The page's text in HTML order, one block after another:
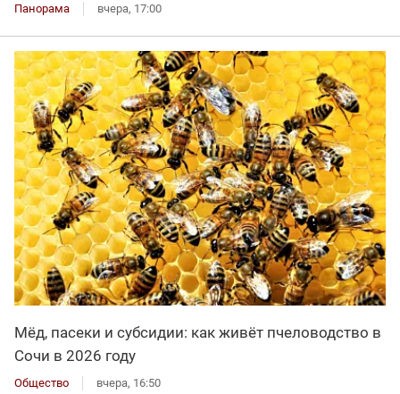
Панорама вчера, 17:00
Мёд, пасеки и субсидии: как живёт пчеловодство в
Сочи в 2026 году
Общество вчера, 16:50